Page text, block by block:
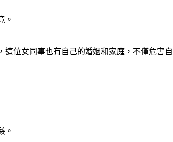
。
位女同事也有自己的婚姻和家庭，不僅危害
。